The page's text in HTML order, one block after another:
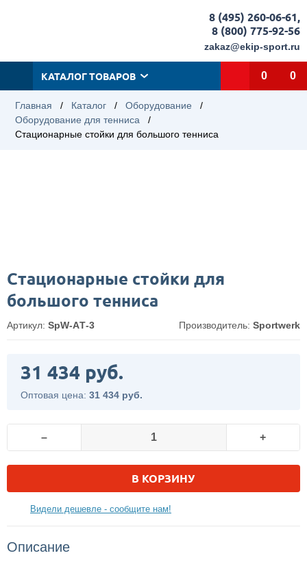
8 (495) 260-06-61,
8 (800) 775-92-56
zakaz@ekip-sport.ru
КАТАЛОГ ТОВАРОВ 0 0
Главная / Каталог / Оборудование
/
Оборудование для тенниса
/
Стационарные стойки для большого тенниса
Стационарные стойки для
большого тенниса
Артикул: SpW-AТ-3 Производитель: Sportwerk
31 434 руб.
Оптовая цена: 31 434 руб.
– +
В КОРЗИНУ
Видели дешевле - сообщите нам!
Описание